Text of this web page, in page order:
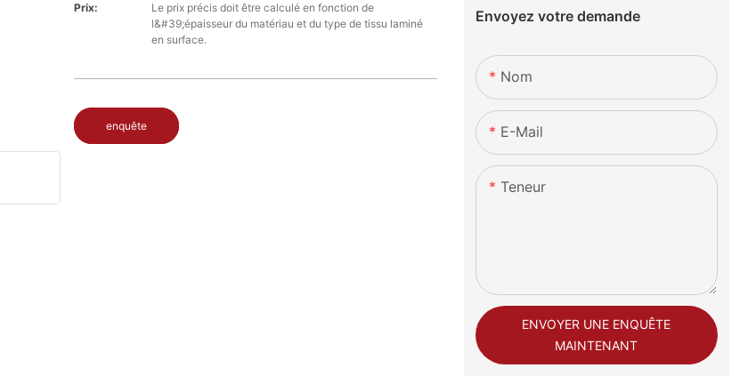
Prix:
Le prix précis doit être calculé en fonction de
l&#39;épaisseur du matériau et du type de tissu laminé
en surface.
enquête
Envoyez votre demande
Nom
E-Mail
Teneur
ENVOYER UNE ENQUÊTE
MAINTENANT